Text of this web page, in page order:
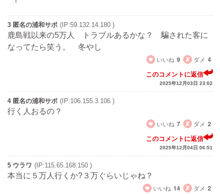
3 匿名の浦和サポ (IP:59.132.14.180 )
鹿島戦以来の5万人 トラブルあるかな？ 騙された客に
なってたら笑う。 冬やし
いいね 9 ダメ 4
このコメントに返信
2025年12月03日 23:02
4 匿名の浦和サポ (IP:106.155.3.106 )
行く人おるの？
いいね 7 ダメ 2
このコメントに返信
2025年12月04日 06:51
5 ウラワ (IP:115.65.168.150 )
本当に５万人行くか?３万ぐらいじゃね？
いいね 14 ダメ 2